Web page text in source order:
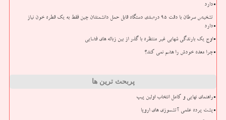
دارد
تشخیص سرطان با دقت ۹۵ درصدی دستگاه قابل حمل دانشمندان چین فقط به یک قطره خون نیاز
دارد
اوج یک بارندگی شهابی غیر منتظره با گذر از بین زباله های فضایی
چرا معده خودش را هضم نمی کند؟
پربحث ترین ها
راهنمای نهایی و کامل انتخاب اولین پیپ
پشت پرده علمی آتشسوزی های اروپا